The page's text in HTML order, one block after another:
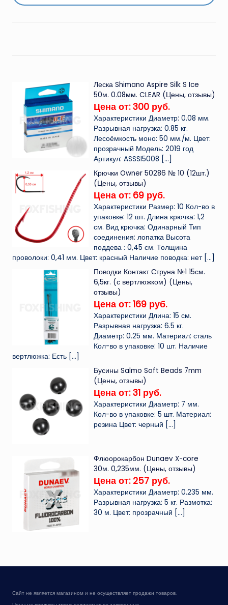
Леска Shimano Aspire Silk S Ice
50м. 0.08мм. CLEAR (Цены, отзывы)
Цена от: 300 руб.
Характеристики Диаметр: 0.08 мм.
Разрывная нагрузка: 0.85 кг.
Лесоёмкость моно: 50 мм./м. Цвет:
прозрачный Модель: 2019 год
Артикул: ASSSI5008 […]
Крючки Owner 50286 № 10 (12шт.)
(Цены, отзывы)
Цена от: 69 руб.
Характеристики Размер: 10 Кол-во в
упаковке: 12 шт. Длина крючка: 1,2
см. Вид крючка: Одинарный Тип
соединения: лопатка Высота
поддева : 0,45 см. Толщина
проволоки: 0,41 мм. Цвет: красный Наличие поводка: нет[…]
Поводки Контакт Струна №1 15см.
6,5кг. (с вертлюжком) (Цены,
отзывы)
Цена от: 169 руб.
Характеристики Длина: 15 см.
Разрывная нагрузка: 6.5 кг.
Диаметр: 0.25 мм. Материал: сталь
Кол-во в упаковке: 10 шт. Наличие
вертлюжка: Есть […]
Бусины Salmo Soft Beads 7mm
(Цены, отзывы)
Цена от: 31 руб.
Характеристики Диаметр: 7 мм.
Кол-во в упаковке: 5 шт. Материал:
резина Цвет: черный […]
Флюорокарбон Dunaev X-core
30м. 0,235мм. (Цены, отзывы)
Цена от: 257 руб.
Характеристики Диаметр: 0.235 мм.
Разрывная нагрузка: 5 кг. Размотка:
30 м. Цвет: прозрачный […]
Сайт не является магазином и не осуществляет продажи товаров.